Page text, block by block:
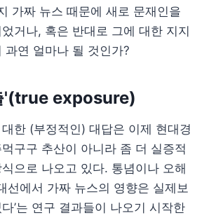
가짜 뉴스 때문에 새로 문재인을
거나, 혹은 반대로 그에 대한 지지
과연 얼마나 될 것인가?
'(true exposure)
한 (부정적인) 대답은 이제 현대경
구구 추산이 아니라 좀 더 실증적
으로 나오고 있다. 통념이나 오해
선에서 가짜 뉴스의 영향은 실제보
’는 연구 결과들이 나오기 시작한